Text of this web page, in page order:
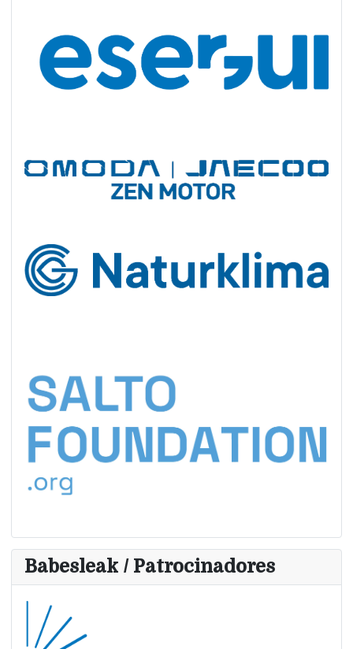
Babesleak / Patrocinadores